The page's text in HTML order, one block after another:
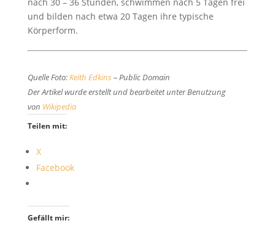
und bilden nach etwa 20 Tagen ihre typische
Körperform.
Quelle Foto:Keith Edkins – Public Domain
Der Artikel wurde erstellt und bearbeitet unter Benutzung
von Wikipedia
Teilen mit:
X
Facebook
Gefällt mir: